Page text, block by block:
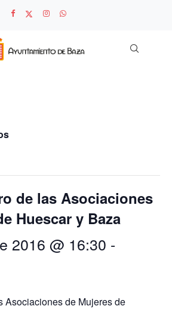
de las Asociaciones
Huescar y Baza
2016 @ 16:30 -
Asociaciones de Mujeres de